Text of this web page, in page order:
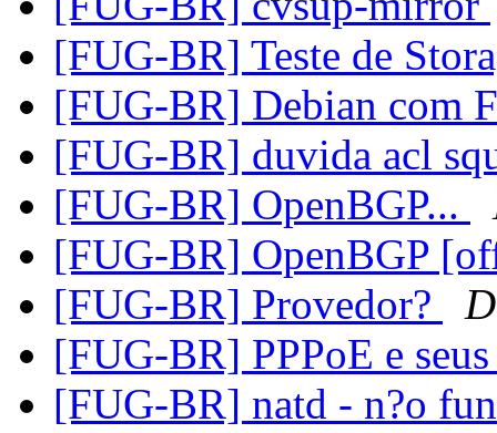
[FUG-BR] Teste de
[FUG-BR] Debian com
[FUG-BR] duvida acl
[FUG-BR] OpenBGP...
[FUG-BR] OpenBGP
[FUG-BR] Provedor?
[FUG-BR] PPPoE e
[FUG-BR] natd - n?o